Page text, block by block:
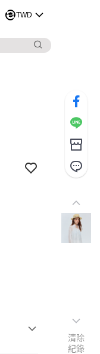
TWD
清除
紀錄